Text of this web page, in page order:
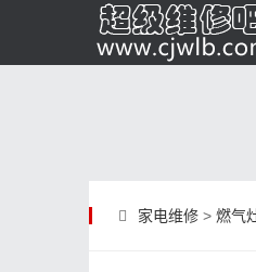
家电维修> 燃气